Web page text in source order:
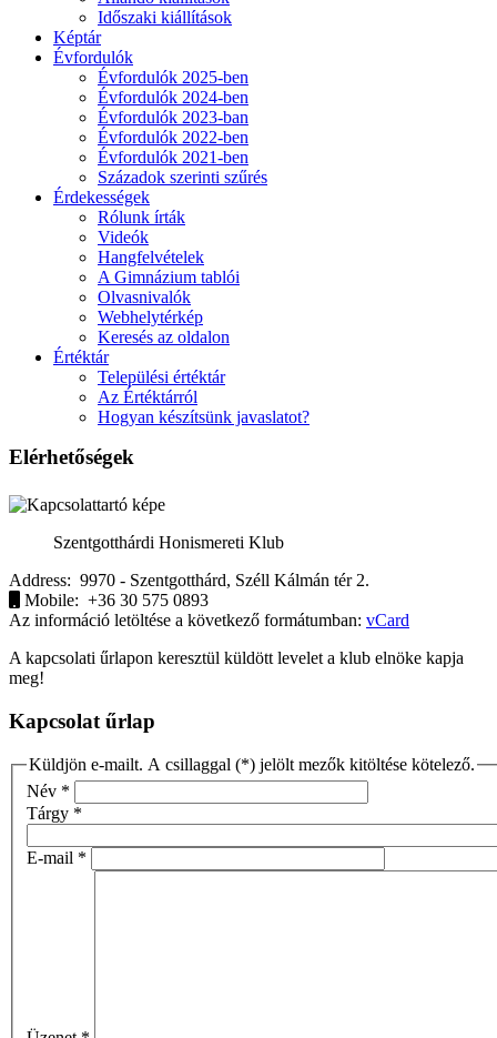
Időszaki kiállítások
Képtár
Évfordulók
Évfordulók 2025-ben
Évfordulók 2024-ben
Évfordulók 2023-ban
Évfordulók 2022-ben
Évfordulók 2021-ben
Századok szerinti szűrés
Érdekességek
Rólunk írták
Videók
Hangfelvételek
A Gimnázium tablói
Olvasnivalók
Webhelytérkép
Keresés az oldalon
Értéktár
Települési értéktár
Az Értéktárról
Hogyan készítsünk javaslatot?
Elérhetőségek
Szentgotthárdi Honismereti Klub
Address: 9970 - Szentgotthárd, Széll Kálmán tér 2.
Mobile: +36 30 575 0893
Az információ letöltése a következő formátumban: vCard
A kapcsolati űrlapon keresztül küldött levelet a klub elnöke kapja
meg!
Kapcsolat űrlap
Küldjön e-mailt. A csillaggal (*) jelölt mezők kitöltése kötelező.
Név *
Tárgy *
E-mail *